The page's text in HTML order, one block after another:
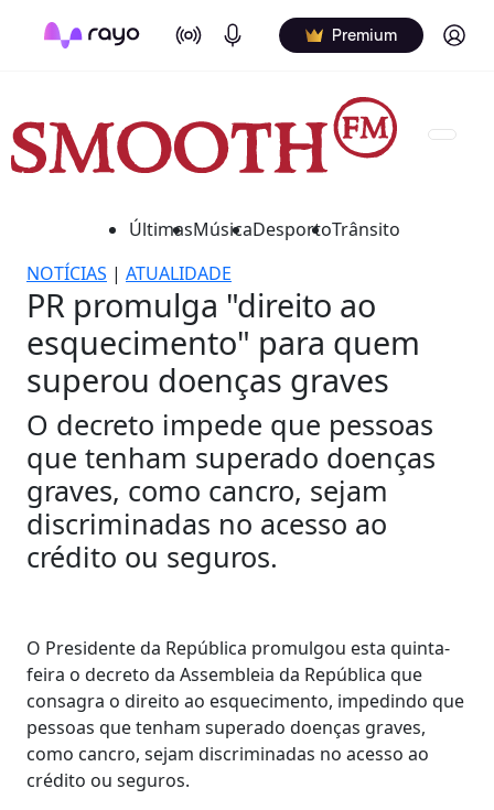
On Air Podcasts Premium Log in
ÚltimasMúsicaDesportoTrânsito
NOTÍCIAS | ATUALIDADE
PR promulga "direito ao
esquecimento" para quem
superou doenças graves
O decreto impede que pessoas
que tenham superado doenças
graves, como cancro, sejam
discriminadas no acesso ao
crédito ou seguros.
O Presidente da República promulgou esta quinta-
feira o decreto da Assembleia da República que
consagra o direito ao esquecimento, impedindo que
pessoas que tenham superado doenças graves,
como cancro, sejam discriminadas no acesso ao
crédito ou seguros.